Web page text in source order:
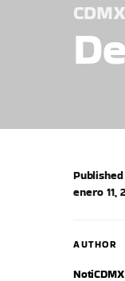
CDMX
enero 11,
AUTHOR
NotiCDMX